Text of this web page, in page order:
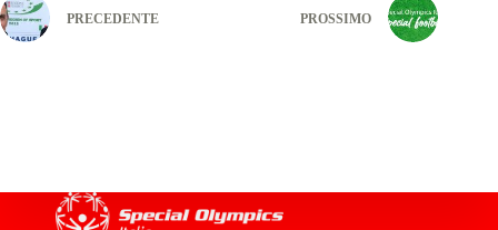
PRECEDENTE PROSSIMO